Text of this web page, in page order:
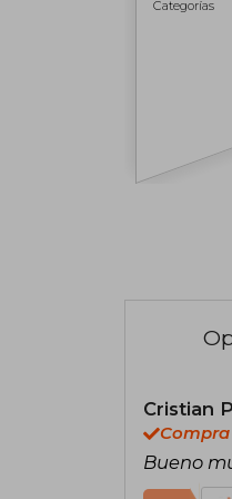
Categorías
Cristian
Bueno